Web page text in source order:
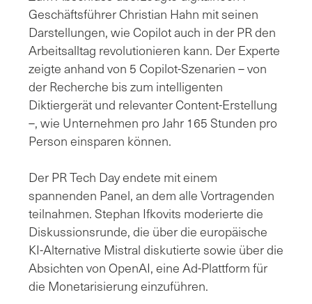
Geschäftsführer Christian Hahn mit seinen
Darstellungen, wie Copilot auch in der PR den
Arbeitsalltag revolutionieren kann. Der Experte
zeigte anhand von 5 Copilot-Szenarien – von
der Recherche bis zum intelligenten
Diktiergerät und relevanter Content-Erstellung
–, wie Unternehmen pro Jahr 165 Stunden pro
Person einsparen können.
Der PR Tech Day endete mit einem
spannenden Panel, an dem alle Vortragenden
teilnahmen. Stephan Ifkovits moderierte die
Diskussionsrunde, die über die europäische
KI-Alternative Mistral diskutierte sowie über die
Absichten von OpenAI, eine Ad-Plattform für
die Monetarisierung einzuführen.